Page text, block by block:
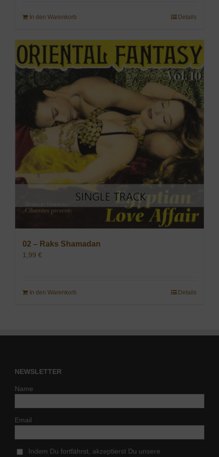
In den Warenkorb Details
02 – Raks Shamadan
1,99 €
In den Warenkorb Details
NEWSLETTER
Name
Email
Indem Du fortfährst, akzeptierst Du unsere